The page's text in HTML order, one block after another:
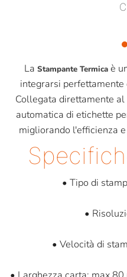
La Stampante Termica è
integrarsi perfettamente
Collegata direttamente
automatica di etichette
migliorando l'efficienza
• Tipo di
•
• Velocità di